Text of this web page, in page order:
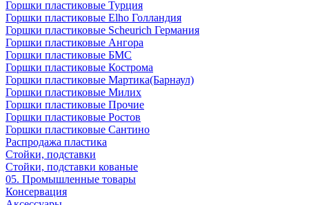
Горшки пластиковые Турция
Горшки пластиковые Elho Голландия
Горшки пластиковые Scheuriсh Германия
Горшки пластиковые Ангора
Горшки пластиковые БМС
Горшки пластиковые Кострома
Горшки пластиковые Мартика(Барнаул)
Горшки пластиковые Милих
Горшки пластиковые Прочие
Горшки пластиковые Ростов
Горшки пластиковые Сантино
Распродажа пластика
Стойки, подставки
Стойки, подставки кованые
05. Промышленные товары
Консервация